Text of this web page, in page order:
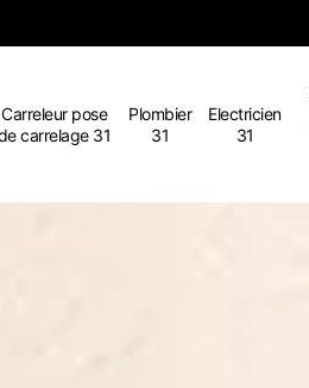
Carreleur pose
carrelage 31
Plombier
31
Electricien
31